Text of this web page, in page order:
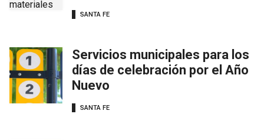
SANTA FE
Servicios municipales para los
días de celebración por el Año
Nuevo
SANTA FE